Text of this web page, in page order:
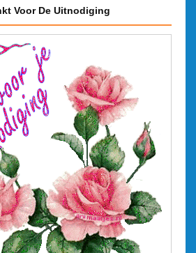
Voor De Uitnodiging